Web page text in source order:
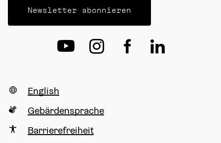
Newsletter abonnieren
English
Gebärdensprache
Barrierefreiheit